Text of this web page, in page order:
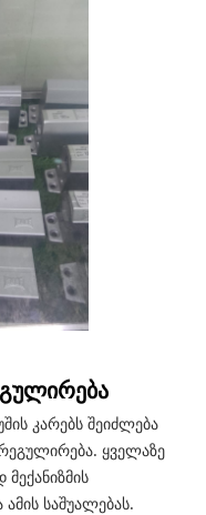
კარებს შეიძლება
ყველაზე
საშუალებას.